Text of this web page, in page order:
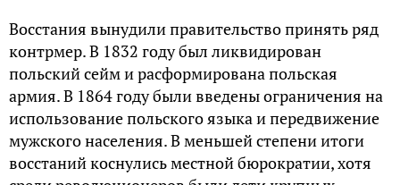
Восстания вынудили правительство принять ряд
контрмер. В 1832 году был ликвидирован
польский сейм и расформирована польская
армия. В 1864 году были введены ограничения на
использование польского языка и передвижение
мужского населения. В меньшей степени итоги
восстаний коснулись местной бюрократии, хотя